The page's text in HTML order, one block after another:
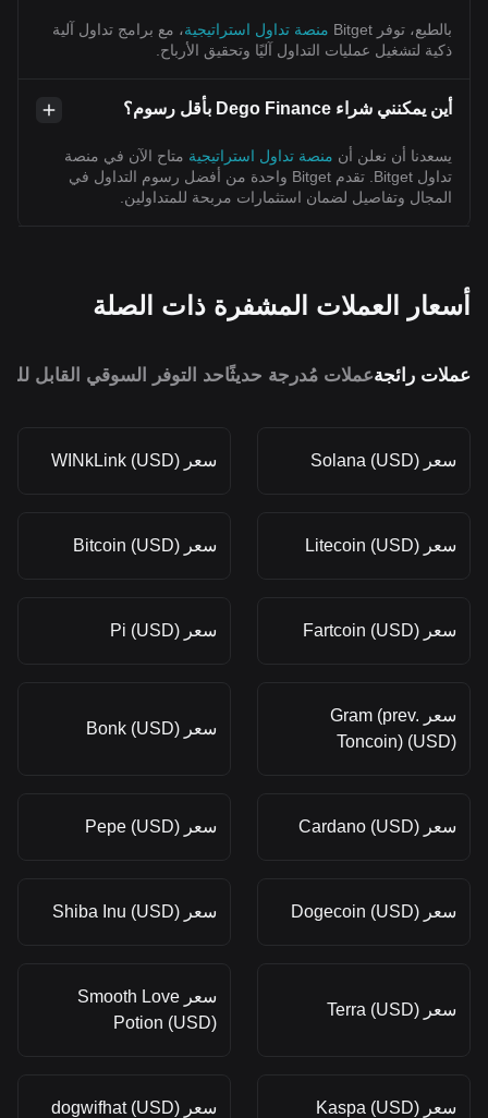
بالطبع، توفر Bitget منصة تداول استراتيجية، مع برامج تداول آلية
ذكية لتشغيل عمليات التداول آليًا وتحقيق الأرباح.
أين يمكنني شراء Dego Finance بأقل رسوم؟
يسعدنا أن نعلن أن منصة تداول استراتيجية متاح الآن في منصة
تداول Bitget. تقدم Bitget واحدة من أفضل رسوم التداول في
المجال وتفاصيل لضمان استثمارات مربحة للمتداولين.
أسعار العملات المشفرة ذات الصلة
عملات رائجةعملات مُدرجة حديثًاحد التوفر السوقي القابل
سعر Solana (USD) سعر WINkLink (USD)
سعر Litecoin (USD) سعر Bitcoin (USD)
سعر Fartcoin (USD) سعر Pi (USD)
سعر Gram (prev.
Toncoin) (USD)
سعر Bonk (USD)
سعر Cardano (USD) سعر Pepe (USD)
سعر Dogecoin (USD) سعر Shiba Inu (USD)
سعر Terra (USD)
سعر Smooth Love
Potion (USD)
سعر Kaspa (USD) سعر dogwifhat (USD)